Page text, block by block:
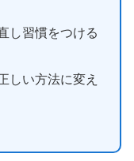
し習慣をつける
しい方法に変え